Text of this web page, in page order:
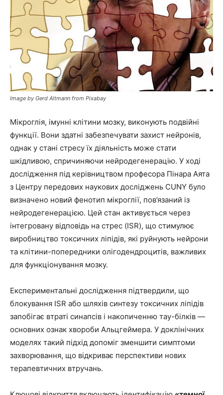
Image by Gerd Altmann from Pixabay
Мікроглія, імунні клітини мозку, виконують подвійні
функції. Вони здатні забезпечувати захист нейронів,
однак у стані стресу їх діяльність може стати
шкідливою, спричиняючи нейродегенерацію. У ході
дослідження під керівництвом професора Пінара Аята
з Центру передових наукових досліджень CUNY було
визначено новий фенотип мікроглії, пов’язаний із
нейродегенерацією. Цей стан активується через
інтегровану відповідь на стрес (ISR), що стимулює
виробництво токсичних ліпідів, які руйнують нейрони
та клітини-попередники олігодендроцитів, важливих
для функціонування мозку.
Експериментальні дослідження підтвердили, що
блокування ISR або шляхів синтезу токсичних ліпідів
запобігає втраті синапсів і накопиченню тау-білків —
основних ознак хвороби Альцгеймера. У доклінічних
моделях такий підхід допоміг зменшити симптоми
захворювання, що відкриває перспективи нових
терапевтичних втручань.